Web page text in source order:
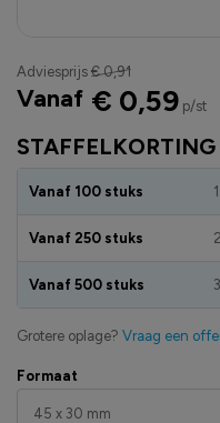
Formaat
STAFFELKORTING
Vanaf 100 stuks
Vanaf 250 stuks
Vanaf 500 stuks
Grotere oplage? Vraag een
Adviesprijs € 0,91
Vanaf € 0,59p/st